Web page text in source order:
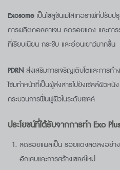
Exosomeเป็นโซลูชันเมโสเทอราพีที่ปรับ
การผลิตคอลลาเจน ลดรอยแดง และการ
ที่เรียบเนียน กระชับ และอ่อนเยาว์มากขึ้น
PDRN ส่งเสริมการเจริญเติบโตและการท
โซมทำหน้าที่เป็นผู้ส่งสารไปยังเซลล์ผิวหนั
กระบวนการฟื้นฟูผิวในระดับเซลล์
ประโยชน์ที่ได้รับจากการทำ Exo
ลดรอยแผลเป็น รอยแดงลดลงอย่า
อักเสบและการสร้างเซลล์ใหม่